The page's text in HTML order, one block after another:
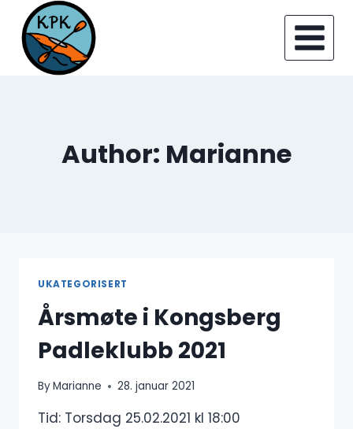
content
Author: Marianne
UKATEGORISERT
Årsmøte i Kongsberg
Padleklubb 2021
ByMarianne 28. januar 2021
Tid: Torsdag 25.02.2021 kl 18:00